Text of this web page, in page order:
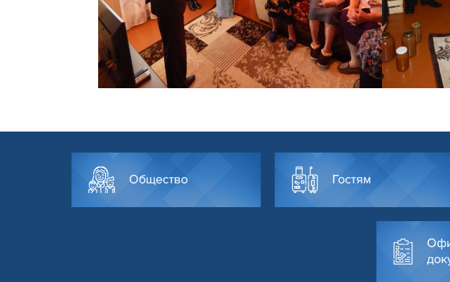
Общество Гостям